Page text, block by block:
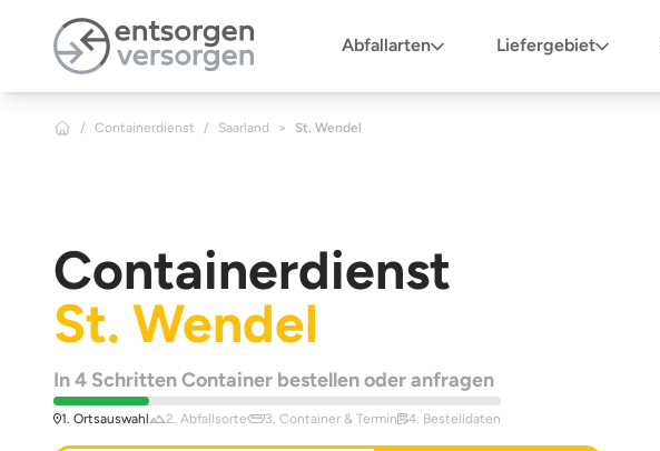
Abfallarten
Liefergebiet
/ Containerdienst / Saarland > St. Wendel
Containerdienst
St. Wendel
In 4 Schritten Container bestellen oder anfragen
1. Ortsauswahl 2. Abfallsorte 3. Container & Termin 4. Bestelldaten